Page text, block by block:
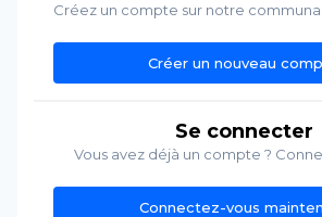
Créez un compte sur notre
Créer un nouveau
Se connecter
Vous avez déjà un compte ?
Connectez-vous